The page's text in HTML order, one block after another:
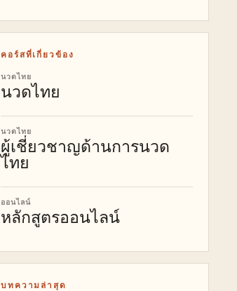
คอร์สที่เกี่ยวข้อง
นวดไทย
นวดไทย
นวดไทย
ผู้เชี่ยวชาญด้านการนวด
ไทย
ออนไลน์
หลักสูตรออนไลน์
บทความล่าสุด